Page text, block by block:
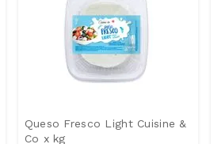
Queso Fresco Light Cuisine &
Co x kg